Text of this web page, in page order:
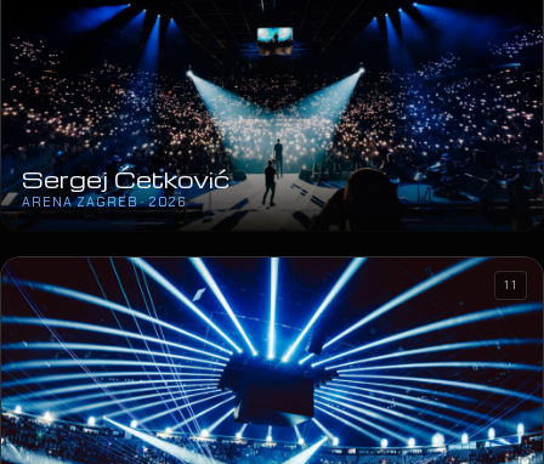
Sergej Ćetković
ARENA ZAGREB · 2026
11